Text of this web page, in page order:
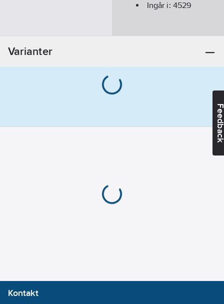
Ingår i: 4529
Varianter
Kontakt